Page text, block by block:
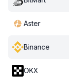
Aster
Binance
OKX